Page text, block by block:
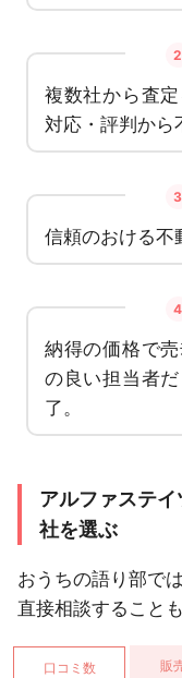
2
複数社から査
対応・評判から
3
信頼のおける不
4
納得の価格で
の良い担当者
了。
アルファステ
社を選ぶ
おうちの語り部で
直接相談すること
口コミ数 販